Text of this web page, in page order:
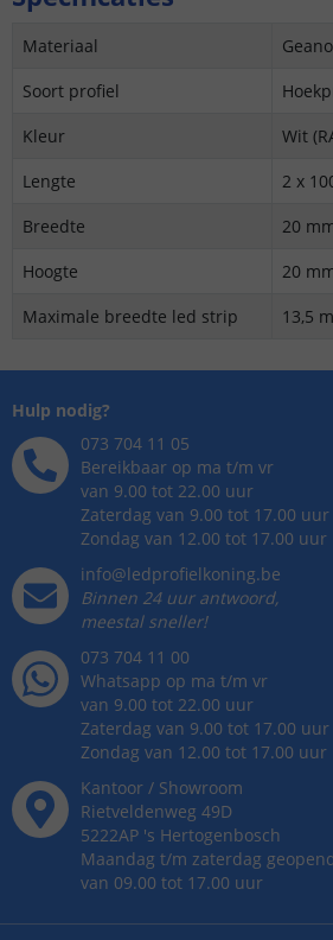
Materiaal
Soort profiel
Kleur
Wit
Lengte
2 x
Breedte
20
Hoogte
20
Maximale breedte led strip
13,5
Hulp nodig?
073 704 11 05
Bereikbaar op ma t/m vr
van 9.00 tot 22.00 uur
Zaterdag van 9.00 tot 17.00 uur
Zondag van 12.00 tot 17.00 uur
info@ledprofielkoning.be
Binnen 24 uur antwoord,
meestal sneller!
073 704 11 00
Whatsapp op ma t/m vr
van 9.00 tot 22.00 uur
Zaterdag van 9.00 tot 17.00 uur
Zondag van 12.00 tot 17.00 uur
Kantoor / Showroom
Rietveldenweg 49D
5222AP 's Hertogenbosch
Maandag t/m zaterdag
van 09.00 tot 17.00 uur